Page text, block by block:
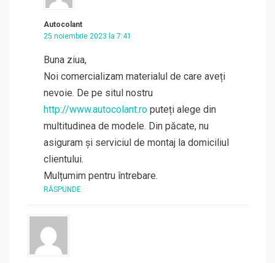
Autocolant
25 noiembrie 2023 la 7:41
Buna ziua,
Noi comercializam materialul de care aveți
nevoie. De pe situl nostru
http://www.autocolant.ro puteți alege din
multitudinea de modele. Din păcate, nu
asiguram și serviciul de montaj la domiciliul
clientului.
Mulțumim pentru întrebare.
RĂSPUNDE